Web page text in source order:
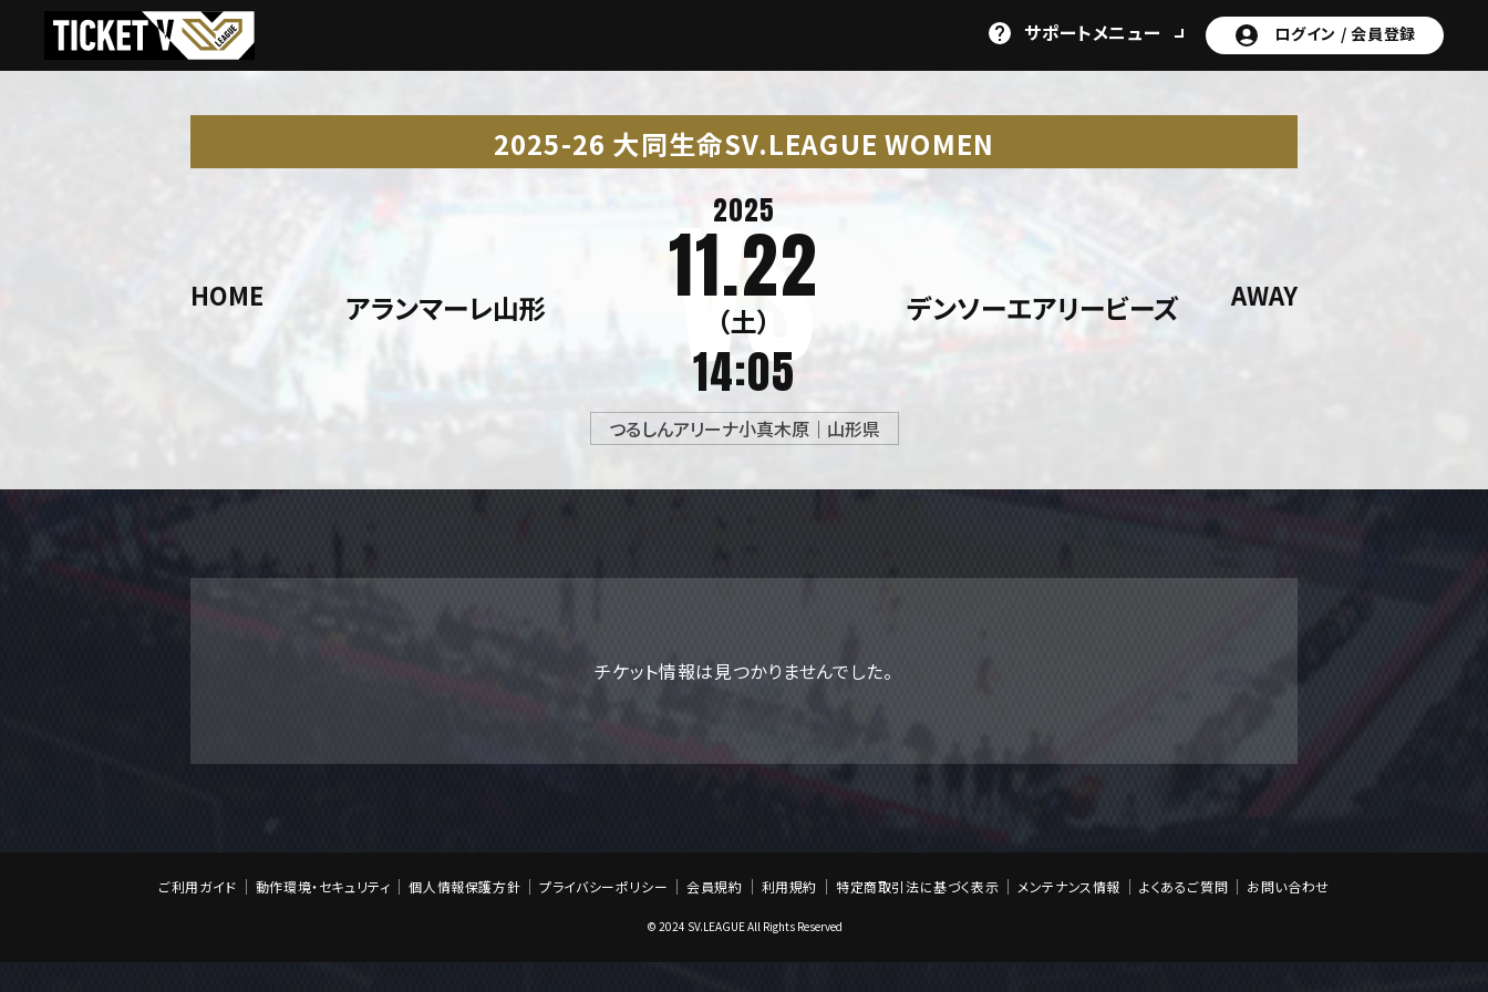
サポートメニュー ログイン /会員登録
2025-26 大同生命SV.LEAGUE WOMEN
HOME アランマーレ山形
2025
11.22
（土）
14:05
AWAY
デンソーエアリービーズ
つるしんアリーナ小真木原｜山形県
チケット情報は見つかりませんでした。
ご利用ガイド 動作環境・セキュリティ 個人情報保護方針 プライバシーポリシー 会員規約 利用規約 特定商取引法に基づく表示 メンテナンス情報 よくあるご質問 お問い合わせ
© 2024 SV.LEAGUE All Rights Reserved